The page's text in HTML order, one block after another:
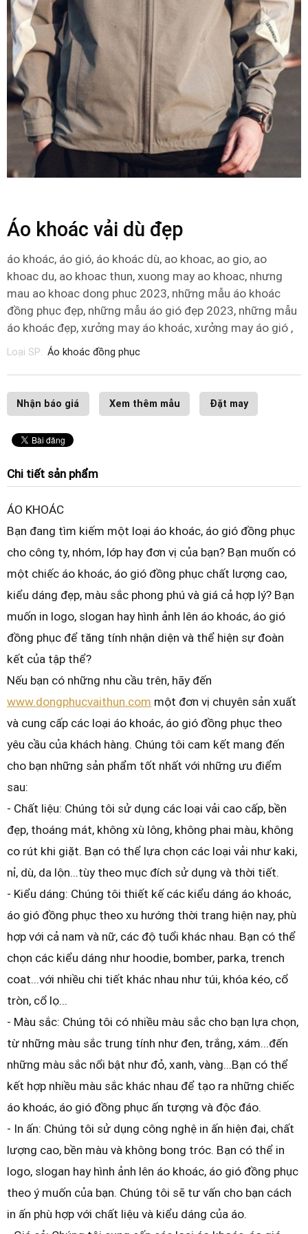
Áo khoác vải dù đẹp
áo khoác, áo gió, áo khoác dù, ao khoac, ao gio, ao
khoac du, ao khoac thun, xuong may ao khoac, nhưng
mau ao khoac dong phuc 2023, những mẫu áo khoác
đồng phục đẹp, những mẫu áo gió đẹp 2023, những mẫu
áo khoác đẹp, xưởng may áo khoác, xưởng may áo gió ,
Loại SP: Áo khoác đồng phục
Nhận báo giá Xem thêm mẫu Đặt may
Chi tiết sản phẩm
ÁO KHOÁC
Bạn đang tìm kiếm một loại áo khoác, áo gió đồng phục
cho công ty, nhóm, lớp hay đơn vị của bạn? Bạn muốn có
một chiếc áo khoác, áo gió đồng phục chất lượng cao,
kiểu dáng đẹp, màu sắc phong phú và giá cả hợp lý? Bạn
muốn in logo, slogan hay hình ảnh lên áo khoác, áo gió
đồng phục để tăng tính nhận diện và thể hiện sự đoàn
kết của tập thể?
Nếu bạn có những nhu cầu trên, hãy đến
www.dongphucvaithun.com một đơn vị chuyên sản xuất
và cung cấp các loại áo khoác, áo gió đồng phục theo
yêu cầu của khách hàng. Chúng tôi cam kết mang đến
cho bạn những sản phẩm tốt nhất với những ưu điểm
sau:
- Chất liệu: Chúng tôi sử dụng các loại vải cao cấp, bền
đẹp, thoáng mát, không xù lông, không phai màu, không
co rút khi giặt. Bạn có thể lựa chọn các loại vải như kaki,
nỉ, dù, da lộn...tùy theo mục đích sử dụng và thời tiết.
- Kiểu dáng: Chúng tôi thiết kế các kiểu dáng áo khoác,
áo gió đồng phục theo xu hướng thời trang hiện nay, phù
hợp với cả nam và nữ, các độ tuổi khác nhau. Bạn có thể
chọn các kiểu dáng như hoodie, bomber, parka, trench
coat...với nhiều chi tiết khác nhau như túi, khóa kéo, cổ
tròn, cổ lọ...
- Màu sắc: Chúng tôi có nhiều màu sắc cho bạn lựa chọn,
từ những màu sắc trung tính như đen, trắng, xám...đến
những màu sắc nổi bật như đỏ, xanh, vàng...Bạn có thể
kết hợp nhiều màu sắc khác nhau để tạo ra những chiếc
áo khoác, áo gió đồng phục ấn tượng và độc đáo.
- In ấn: Chúng tôi sử dụng công nghệ in ấn hiện đại, chất
lượng cao, bền màu và không bong tróc. Bạn có thể in
logo, slogan hay hình ảnh lên áo khoác, áo gió đồng phục
theo ý muốn của bạn. Chúng tôi sẽ tư vấn cho bạn cách
in ấn phù hợp với chất liệu và kiểu dáng của áo.